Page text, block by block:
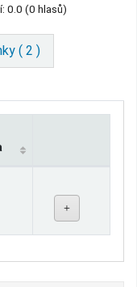
0.0 (0 hlasů)
( 2 )